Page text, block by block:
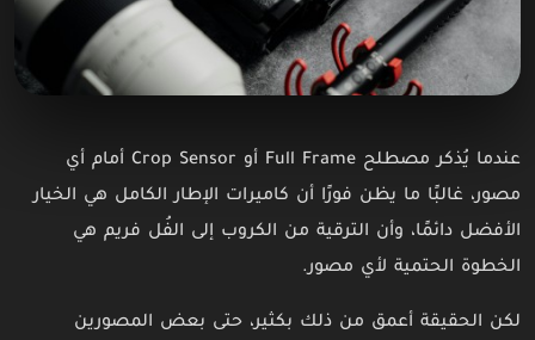
عندما يُذكر مصطلح Full Frame أو Crop Sensor أمام أي
مصور، غالبًا ما يظن فورًا أن كاميرات الإطار الكامل هي الخيار
الأفضل دائمًا، وأن الترقية من الكروب إلى الفُل فريم هي
الخطوة الحتمية لأي مصور.
لكن الحقيقة أعمق من ذلك بكثير، حتى بعض المصورين